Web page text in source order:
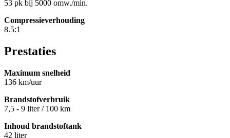
53 pk bij 5000 omw./min.
Compressieverhouding
8.5:1
Prestaties
Maximum snelheid
136 km/uur
Brandstofverbruik
7,5 - 9 liter / 100 km
Inhoud brandstoftank
42 liter